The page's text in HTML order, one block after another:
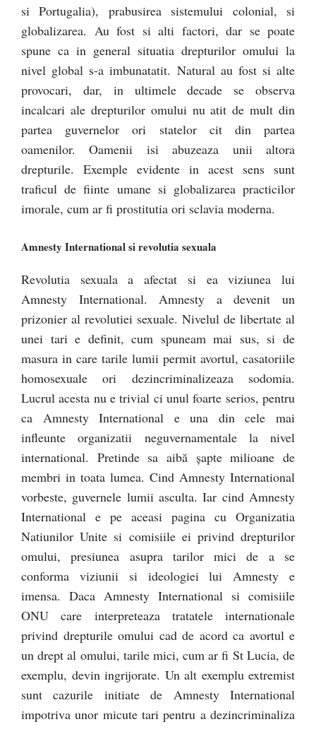
si Portugalia), prabusirea sistemului colonial, si
globalizarea. Au fost si alti factori, dar se poate
spune ca in general situatia drepturilor omului la
nivel global s-a imbunatatit. Natural au fost si alte
provocari, dar, in ultimele decade se observa
incalcari ale drepturilor omului nu atit de mult din
partea guvernelor ori statelor cit din partea
oamenilor. Oamenii isi abuzeaza unii altora
drepturile. Exemple evidente in acest sens sunt
traficul de fiinte umane si globalizarea practicilor
imorale, cum ar fi prostitutia ori sclavia moderna.
Amnesty International si revolutia sexuala
Revolutia sexuala a afectat si ea viziunea lui
Amnesty International. Amnesty a devenit un
prizonier al revolutiei sexuale. Nivelul de libertate al
unei tari e definit, cum spuneam mai sus, si de
masura in care tarile lumii permit avortul, casatoriile
homosexuale ori dezincriminalizeaza sodomia.
Lucrul acesta nu e trivial ci unul foarte serios, pentru
ca Amnesty International e una din cele mai
infleunte organizatii neguvernamentale la nivel
international. Pretinde sa aibă şapte milioane de
membri in toata lumea. Cind Amnesty International
vorbeste, guvernele lumii asculta. Iar cind Amnesty
International e pe aceasi pagina cu Organizatia
Natiunilor Unite si comisiile ei privind drepturilor
omului, presiunea asupra tarilor mici de a se
conforma viziunii si ideologiei lui Amnesty e
imensa. Daca Amnesty International si comisiile
ONU care interpreteaza tratatele internationale
privind drepturile omului cad de acord ca avortul e
un drept al omului, tarile mici, cum ar fi St Lucia, de
exemplu, devin ingrijorate. Un alt exemplu extremist
sunt cazurile initiate de Amnesty International
impotriva unor micute tari pentru a dezincriminaliza